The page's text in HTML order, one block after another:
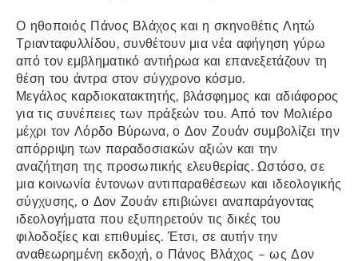
Ο ηθοποιός Πάνος Βλάχος και η σκηνοθέτις Λητώ
Τριανταφυλλίδου, συνθέτουν μια νέα αφήγηση γύρω
από τον εμβληματικό αντιήρωα και επανεξετάζουν τη
θέση του άντρα στον σύγχρονο κόσμο.
Μεγάλος καρδιοκατακτητής, βλάσφημος και αδιάφορος
για τις συνέπειες των πράξεών του. Από τον Μολιέρο
μέχρι τον Λόρδο Βύρωνα, ο Δον Ζουάν συμβολίζει την
απόρριψη των παραδοσιακών αξιών και την
αναζήτηση της προσωπικής ελευθερίας. Ωστόσο, σε
μια κοινωνία έντονων αντιπαραθέσεων και ιδεολογικής
σύγχυσης, ο Δον Ζουάν επιβιώνει αναπαράγοντας
ιδεολογήματα που εξυπηρετούν τις δικές του
φιλοδοξίες και επιθυμίες. Έτσι, σε αυτήν την
αναθεωρημένη εκδοχή, ο Πάνος Βλάχος – ως Δον